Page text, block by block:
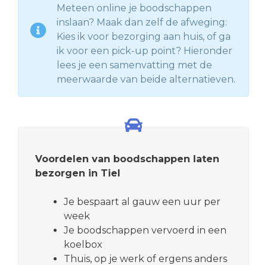
Meteen online je boodschappen
inslaan? Maak dan zelf de afweging:
Kies ik voor bezorging aan huis, of ga
ik voor een pick-up point? Hieronder
lees je een samenvatting met de
meerwaarde van beide alternatieven.
Voordelen van boodschappen laten
bezorgen in Tiel
Je bespaart al gauw een uur per
week
Je boodschappen vervoerd in een
koelbox
Thuis, op je werk of ergens anders